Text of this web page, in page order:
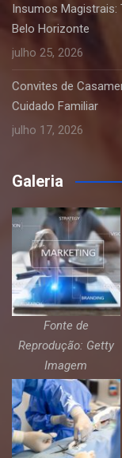
Insumos Magistrais:
Belo Horizonte
julho 25, 2026
Convites de
Cuidado Familiar
julho 17, 2026
Galeria
Fonte de
Reprodução: Getty
Imagem